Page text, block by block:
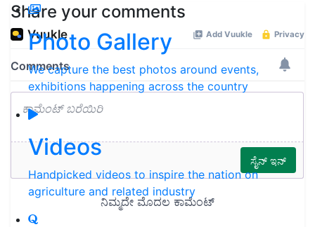
Photo Gallery
We capture the best photos around events,
exhibitions happening across the country
Videos
Handpicked videos to inspire the nation on
agriculture and related industry
Share your comments